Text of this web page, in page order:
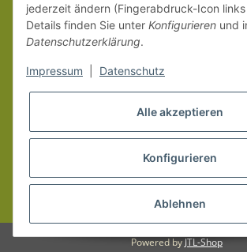
Vertrag widerrufen
* Alle Preise inkl. gesetzlicher MwSt.
Powered byJTL-Shop
jederzeit ändern (Fingerabdruck-Icon
Details finden Sie unter Konfigurieren und
Datenschutzerklärung.
Impressum Datenschutz
Alle akzeptieren
Konfigurieren
Ablehnen